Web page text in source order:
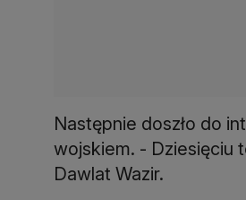
Następnie doszło do
wojskiem. - Dziesięciu
Dawlat Wazir.